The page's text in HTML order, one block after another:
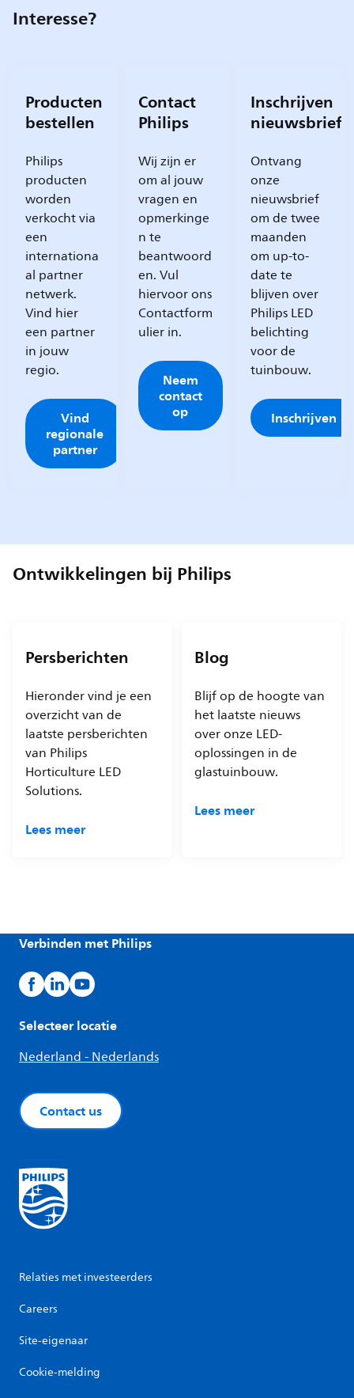
Interesse?
Producten
bestellen
Philips
producten
worden
verkocht via
een
internationa
al partner
netwerk.
Vind hier
een partner
in jouw
regio.
Vind
regionale
partner
Contact
Philips
Wij zijn er
om al jouw
vragen en
opmerkinge
n te
beantwoord
en. Vul
hiervoor ons
Contactform
ulier in.
Neem
contact
op
Inschrijven
nieuwsbrief
Ontvang
onze
nieuwsbrief
om de twee
maanden
om up-to-
date te
blijven over
Philips LED
belichting
voor de
tuinbouw.
Inschrijven
Ontwikkelingen bij Philips
Persberichten
Hieronder vind je een
overzicht van de
laatste persberichten
van Philips
Horticulture LED
Solutions.
Lees meer
Blog
Blijf op de hoogte van
het laatste nieuws
over onze LED-
oplossingen in de
glastuinbouw.
Lees meer
Verbinden met Philips
Selecteer locatie
Nederland - Nederlands
Contact us
Relaties met investeerders
Careers
Site-eigenaar
Cookie-melding